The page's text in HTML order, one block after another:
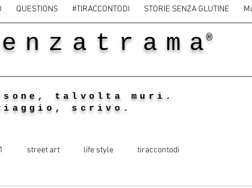
QUESTIONS #TIRACCONTODI STORIE SENZA GLUTINE
®
talvolta muri.
viaggio, scrivo.
street art life style tiraccontodi